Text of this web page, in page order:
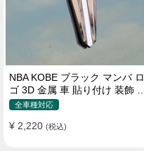
NBA KOBE ブラック マンバ ロ
ゴ 3D 金属 車 貼り付け 装飾 ス
テッカー
全車種対応
¥ 2,220 (税込)